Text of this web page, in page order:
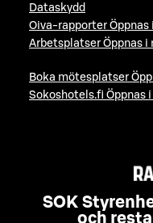
Dataskydd
Oiva-rapporter Öppnas
Arbetsplatser Öppnas i
Boka mötesplatser
Sokoshotels.fi Öppnas
SOK
och